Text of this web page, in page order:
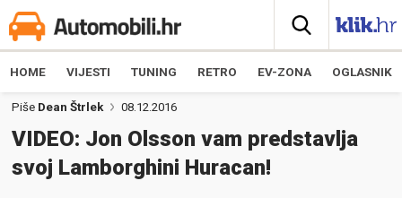
HOME VIJESTI TUNING RETRO EV-ZONA OGLASNIK
Piše Dean Štrlek 08.12.2016
VIDEO: Jon Olsson vam predstavlja
svoj Lamborghini Huracan!